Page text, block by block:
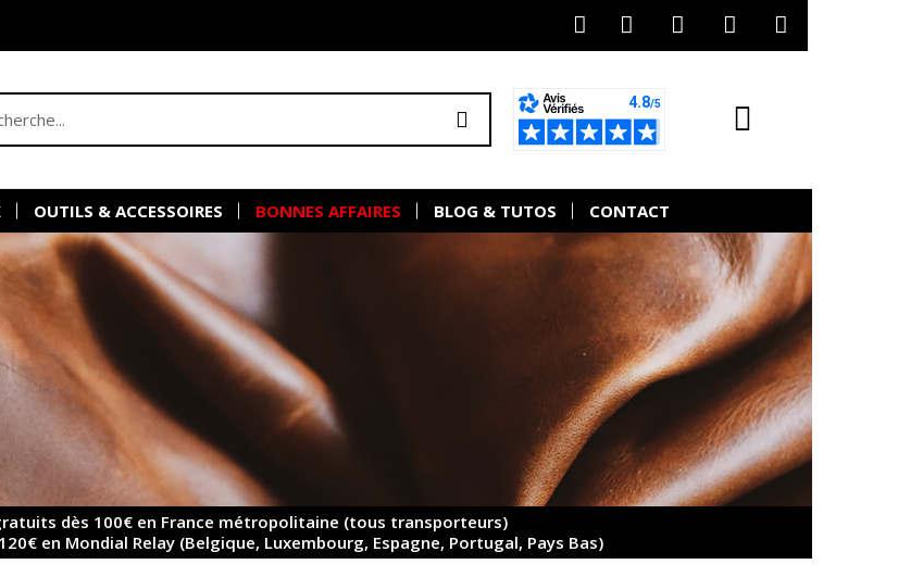
OUTILS & ACCESSOIRES BONNES AFFAIRES BLOG & TUTOS CONTACT
dès 100€ en France métropolitaine (tous transporteurs)
en Mondial Relay (Belgique, Luxembourg, Espagne, Portugal, Pays Bas)